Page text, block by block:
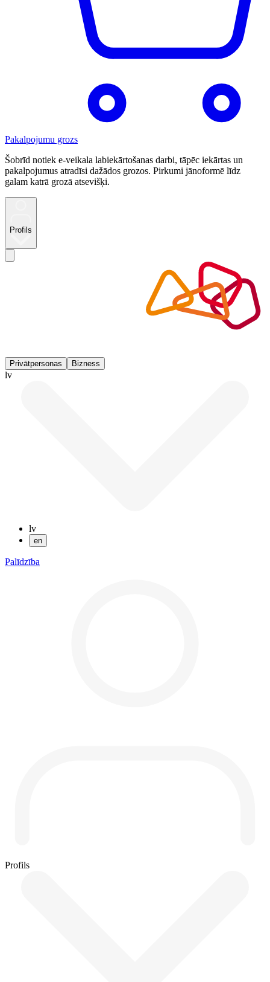
Pakalpojumu grozs
Šobrīd notiek e-veikala labiekārtošanas darbi, tāpēc iekārtas un
pakalpojumus atradīsi dažādos grozos. Pirkumi jānoformē līdz
galam katrā grozā atsevišķi.
Profils
Privātpersonas Bizness
lv
lv
en
Palīdzība
Profils